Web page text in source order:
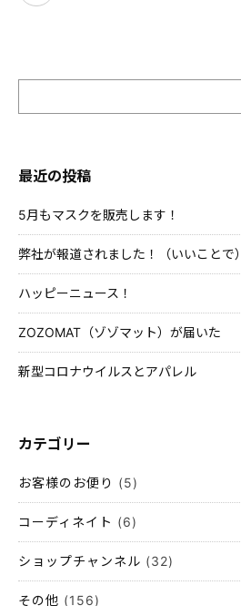
最近の投稿
5月もマスクを販売します！
弊社が報道されました！（いいことで）
ハッピーニュース！
ZOZOMAT（ゾゾマット）が届いた
新型コロナウイルスとアパレル
カテゴリー
お客様のお便り (5)
コーディネイト (6)
ショップチャンネル (32)
その他 (156)